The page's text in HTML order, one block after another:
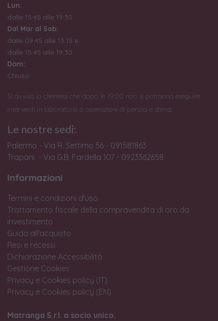
Lun:
dalle 15:45 alle 19:30
Dal Mar al Sab:
dalle 09:45 alle 13:15 e
dalle 15:45 alle 19:30
Dom:
Chiuso
Si avvisa la clientela che dopo le 19:00 non si potranno eseguire
interventi in laboratorio o operazioni di perizia e stima.
Le nostre sedi:
Palermo - Via R. Settimo 56 - 091581863
Trapani - Via G.B. Fardella 107 - 0923362658
Informazioni
Termini e condizioni d'uso
Trattamento fiscale della compravendita di oro da
investimento
Guida all'acquisto
Resi e recessi
Dichiarazione Accessibilità
Gestione Cookies
Privacy e Cookies policy (IT)
Privacy e Cookies policy (EN)
Matranga S.r.l. a socio unico.